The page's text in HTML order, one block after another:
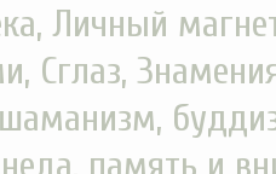
Личный
Сглаз,